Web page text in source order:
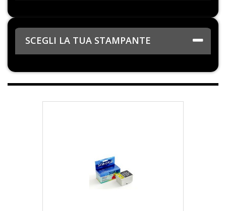
SCEGLI LA TUA STAMPANTE